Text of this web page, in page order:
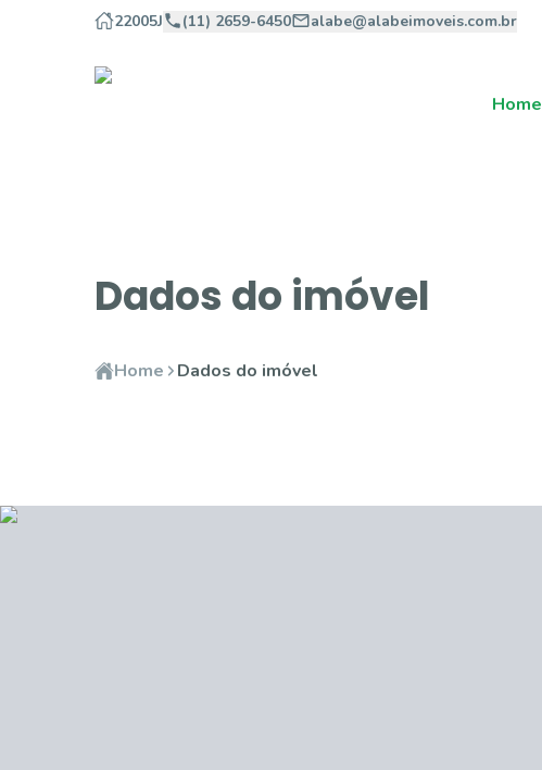
22005J (11) 2659-6450 alabe@alabeimoveis.com.br
Home
Dados do imóvel
Home Dados do imóvel